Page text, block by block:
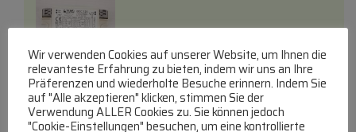
545314 Transformator Leistungselektro
Wir verwenden Cookies auf unserer Website, um Ihnen die
relevanteste Erfahrung zu bieten, indem wir uns an Ihre
Präferenzen und wiederholte Besuche erinnern. Indem Sie
auf "Alle akzeptieren" klicken, stimmen Sie der
Verwendung ALLER Cookies zu. Sie können jedoch
"Cookie-Einstellungen" besuchen, um eine kontrollierte